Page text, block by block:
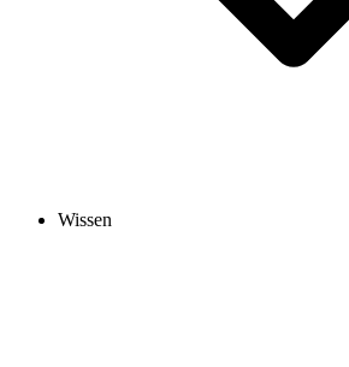
Wissen